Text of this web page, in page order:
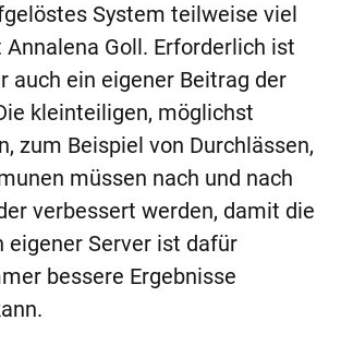
System teilweise viel
Goll. Erforderlich ist
auch ein eigener Beitrag der
kleinteiligen, möglichst
zum Beispiel von Durchlässen,
müssen nach und nach
verbessert werden, damit die
eigener Server ist dafür
bessere Ergebnisse